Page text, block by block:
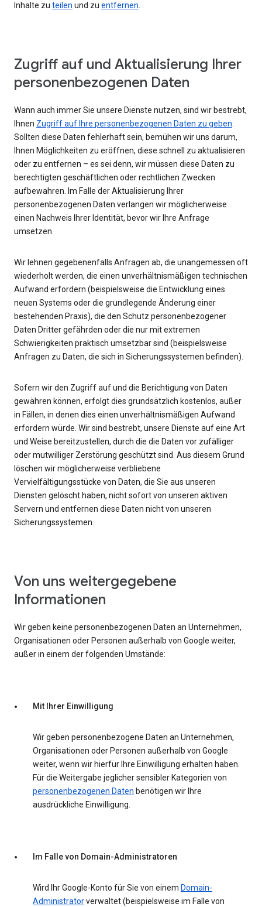
Inhalte zu teilen und zu entfernen.
Zugriff auf und Aktualisierung Ihrer
personenbezogenen Daten
Wann auch immer Sie unsere Dienste nutzen, sind wir bestrebt,
Ihnen Zugriff auf Ihre personenbezogenen Daten zu geben.
Sollten diese Daten fehlerhaft sein, bemühen wir uns darum,
Ihnen Möglichkeiten zu eröffnen, diese schnell zu aktualisieren
oder zu entfernen – es sei denn, wir müssen diese Daten zu
berechtigten geschäftlichen oder rechtlichen Zwecken
aufbewahren. Im Falle der Aktualisierung Ihrer
personenbezogenen Daten verlangen wir möglicherweise
einen Nachweis Ihrer Identität, bevor wir Ihre Anfrage
umsetzen.
Wir lehnen gegebenenfalls Anfragen ab, die unangemessen oft
wiederholt werden, die einen unverhältnismäßigen technischen
Aufwand erfordern (beispielsweise die Entwicklung eines
neuen Systems oder die grundlegende Änderung einer
bestehenden Praxis), die den Schutz personenbezogener
Daten Dritter gefährden oder die nur mit extremen
Schwierigkeiten praktisch umsetzbar sind (beispielsweise
Anfragen zu Daten, die sich in Sicherungssystemen befinden).
Sofern wir den Zugriff auf und die Berichtigung von Daten
gewähren können, erfolgt dies grundsätzlich kostenlos, außer
in Fällen, in denen dies einen unverhältnismäßigen Aufwand
erfordern würde. Wir sind bestrebt, unsere Dienste auf eine Art
und Weise bereitzustellen, durch die die Daten vor zufälliger
oder mutwilliger Zerstörung geschützt sind. Aus diesem Grund
löschen wir möglicherweise verbliebene
Vervielfältigungsstücke von Daten, die Sie aus unseren
Diensten gelöscht haben, nicht sofort von unseren aktiven
Servern und entfernen diese Daten nicht von unseren
Sicherungssystemen.
Von uns weitergegebene
Informationen
Wir geben keine personenbezogenen Daten an Unternehmen,
Organisationen oder Personen außerhalb von Google weiter,
außer in einem der folgenden Umstände:
Mit Ihrer Einwilligung
Wir geben personenbezogene Daten an Unternehmen,
Organisationen oder Personen außerhalb von Google
weiter, wenn wir hierfür Ihre Einwilligung erhalten haben.
Für die Weitergabe jeglicher sensibler Kategorien von
personenbezogenen Daten benötigen wir Ihre
ausdrückliche Einwilligung.
Im Falle von Domain-Administratoren
Wird Ihr Google-Konto für Sie von einem Domain-
Administrator·verwaltet (beispielsweise im Falle von